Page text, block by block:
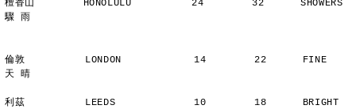
檀香山        HONOLULU          24        32      SHOWERS
驟 雨
倫敦          LONDON            14        22      FINE
天 晴
利茲          LEEDS             10        18      BRIGHT